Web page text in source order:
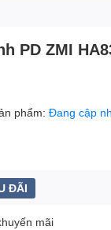
PD ZMI
phẩm:Đang cập
ĐÃI
mãi